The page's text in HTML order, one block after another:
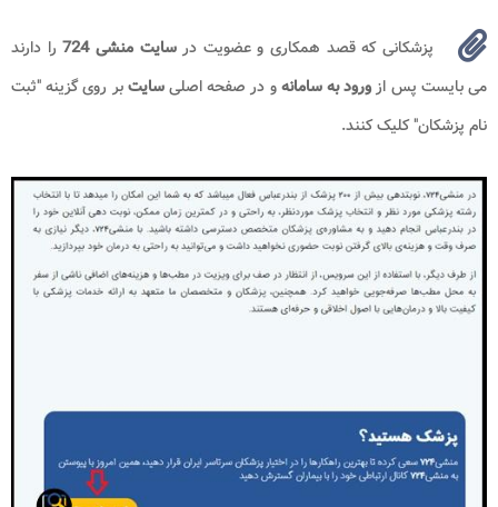
پزشکانی که قصد همکاری و عضویت درسایت منشی 724
را دارند
می بایست پس ازورود به سامانهو در صفحه اصلیسایتبر روی گزینه "ثبت
نام پزشکان" کلیک کنند.